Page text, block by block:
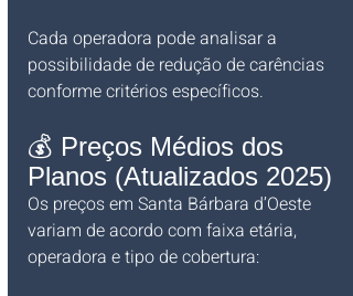
Cada operadora pode analisar a
possibilidade de redução de carências
conforme critérios específicos.
💰 Preços Médios dos
Planos (Atualizados 2025)
Os preços em Santa Bárbara d’Oeste
variam de acordo com faixa etária,
operadora e tipo de cobertura: